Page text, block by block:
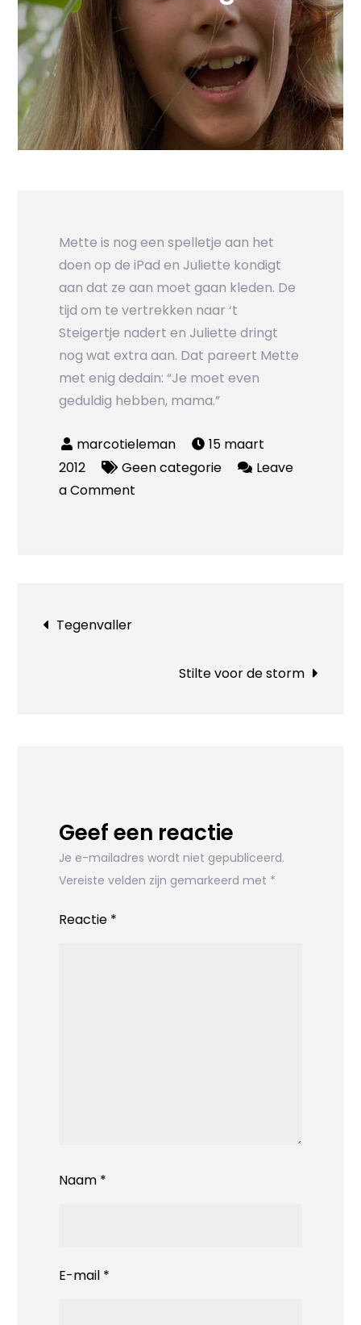
Mette is nog een spelletje aan het
doen op de iPad en Juliette kondigt
aan dat ze aan moet gaan kleden. De
tijd om te vertrekken naar ‘t
Steigertje nadert en Juliette dringt
nog wat extra aan. Dat pareert Mette
met enig dedain: “Je moet even
geduldig hebben, mama.”
15 maart
2012
Geen categorie
Leave
a Comment
Bericht
navigatie
Tegenvaller
Stilte voor de storm
Geef een reactie
Je e-mailadres wordt niet gepubliceerd.
Vereiste velden zijn gemarkeerd met *
Reactie *
Naam *
E-mail *